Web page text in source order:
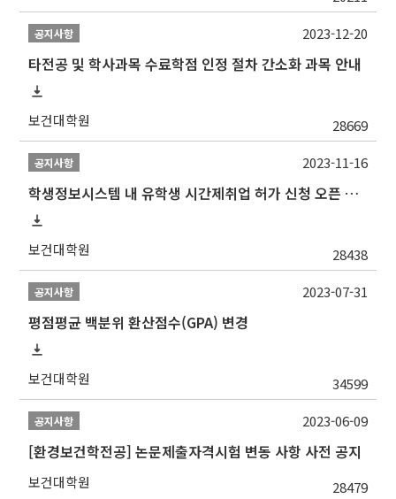
공지사항
타전공 및 학사과목 수료학점 인정 절차 간소화 과목 안내
보건대학원 28669
2023-12-20
공지사항
학생정보시스템 내 유학생 시간제취업 허가 신청 오픈 안내
보건대학원 28438
2023-11-16
공지사항
평점평균 백분위 환산점수(GPA) 변경
보건대학원 34599
2023-07-31
공지사항
[환경보건학전공] 논문제출자격시험 변동 사항 사전 공지
보건대학원 28479
2023-06-09